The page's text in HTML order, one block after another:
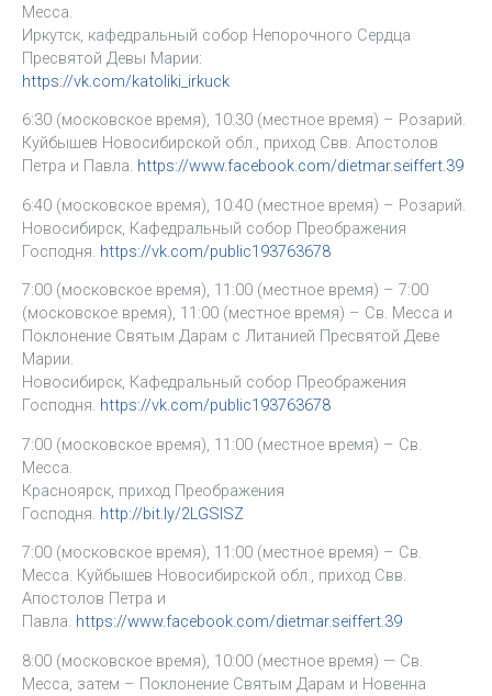
Месса.
Иркутск, кафедральный собор Непорочного Сердца
Пресвятой Девы Марии:
https://vk.com/katoliki_irkuck
6:30 (московское время), 10:30 (местное время) – Розарий.
Куйбышев Новосибирской обл., приход Свв. Апостолов
Петра и Павла. https://www.facebook.com/dietmar.seiffert.39
6:40 (московское время), 10:40 (местное время) – Розарий.
Новосибирск, Кафедральный собор Преображения
Господня. https://vk.com/public193763678
7:00 (московское время), 11:00 (местное время) – 7:00
(московское время), 11:00 (местное время) – Св. Месса и
Поклонение Святым Дарам с Литанией Пресвятой Деве
Марии.
Новосибирск, Кафедральный собор Преображения
Господня. https://vk.com/public193763678
7:00 (московское время), 11:00 (местное время) – Св.
Месса.
Красноярск, приход Преображения
Господня. http://bit.ly/2LGSISZ
7:00 (московское время), 11:00 (местное время) – Св.
Месса. Куйбышев Новосибирской обл., приход Свв.
Апостолов Петра и
Павла. https://www.facebook.com/dietmar.seiffert.39
8:00 (московское время), 10:00 (местное время) — Св.
Месса, затем – Поклонение Святым Дарам и Новенна